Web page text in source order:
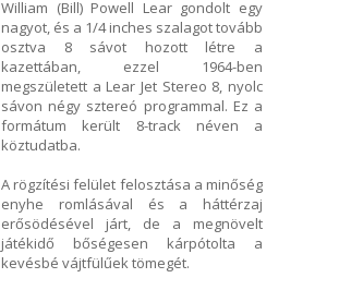
William (Bill) Powell Lear gondolt egy
nagyot, és a 1/4 inches szalagot tovább
osztva 8 sávot hozott létre a
kazettában, ezzel 1964-ben
megszületett a Lear Jet Stereo 8, nyolc
sávon négy sztereó programmal. Ez a
formátum került 8-track néven a
köztudatba.
A rögzítési felület felosztása a minőség
enyhe romlásával és a háttérzaj
erősödésével járt, de a megnövelt
játékidő bőségesen kárpótolta a
kevésbé vájtfülűek tömegét.